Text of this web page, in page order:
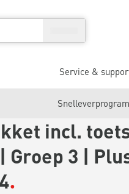
Service &
incl.
Groep 3 |